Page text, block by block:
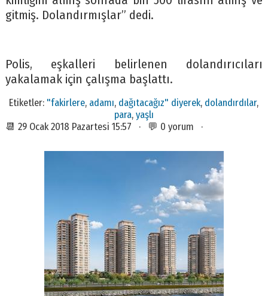
gitmiş. Dolandırmışlar” dedi.
Polis, eşkalleri belirlenen dolandırıcıları
yakalamak için çalışma başlattı.
Etiketler: "fakirlere, adamı, dağıtacağız" diyerek, dolandırdılar,
para, yaşlı
📆 29 Ocak 2018 Pazartesi 15:57 · 💬 0 yorum ·